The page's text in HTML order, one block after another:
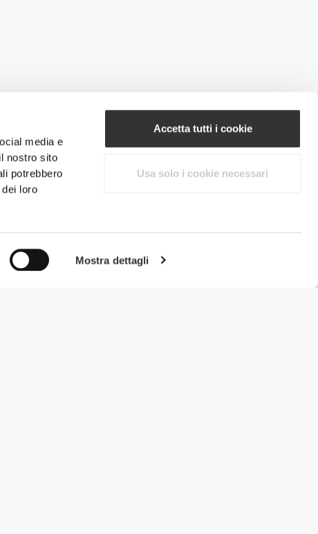
media e
nostro sito
potrebbero
loro
Mostra dettagli
Accetta tutti i cookie
Usa solo i cookie necessari